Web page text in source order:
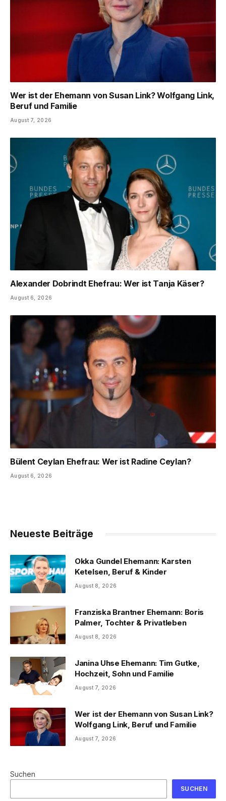
Wer ist der Ehemann von Susan Link? Wolfgang Link,
Beruf und Familie
August 7, 2026
Alexander Dobrindt Ehefrau: Wer ist Tanja Käser?
August 6, 2026
Bülent Ceylan Ehefrau: Wer ist Radine Ceylan?
August 6, 2026
Neueste Beiträge
Okka Gundel Ehemann: Karsten
Ketelsen, Beruf & Kinder
August 8, 2026
Franziska Brantner Ehemann: Boris
Palmer, Tochter & Privatleben
August 8, 2026
Janina Uhse Ehemann: Tim Gutke,
Hochzeit, Sohn und Familie
August 7, 2026
Wer ist der Ehemann von Susan Link?
Wolfgang Link, Beruf und Familie
August 7, 2026
Suchen
SUCHEN